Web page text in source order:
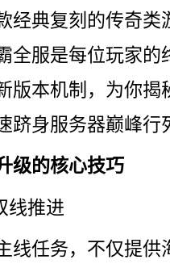
经典复刻的传奇类
全服是每位玩家的
版本机制，为你揭
跻身服务器巅峰行
级的核心技巧
线推进
线任务，不仅提供